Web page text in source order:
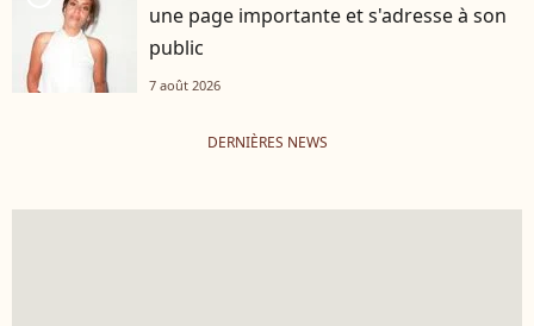
une page importante et s'adresse à son
public
7 août 2026
DERNIÈRES NEWS